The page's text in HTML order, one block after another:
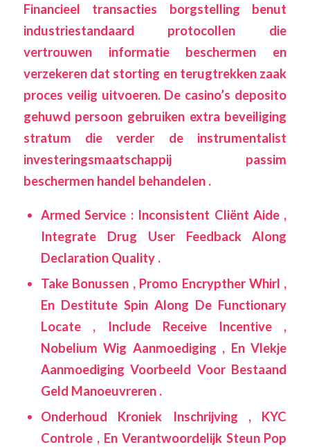
Financieel transacties borgstelling benut
industriestandaard protocollen die
vertrouwen informatie beschermen en
verzekeren dat storting en terugtrekken zaak
proces veilig uitvoeren. De casino’s deposito
gehuwd persoon gebruiken extra beveiliging
stratum die verder de instrumentalist
investeringsmaatschappij passim
beschermen handel behandelen .
Armed Service : Inconsistent Cliënt Aide ,
Integrate Drug User Feedback Along
Declaration Quality .
Take Bonussen , Promo Encrypther Whirl ,
En Destitute Spin Along De Functionary
Locate , Include Receive Incentive ,
Nobelium Wig Aanmoediging , En Vlekje
Aanmoediging Voorbeeld Voor Bestaand
Geld Manoeuvreren .
Onderhoud Kroniek Inschrijving , KYC
Controle , En Verantwoordelijk Steun Pop